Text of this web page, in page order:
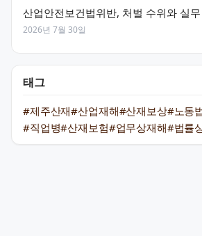
산업안전보건법위반, 처벌 수위와 실
2026년 7월 30일
태그
#제주산재#산업재해#산재보상#노동
#직업병#산재보험#업무상재해#법률